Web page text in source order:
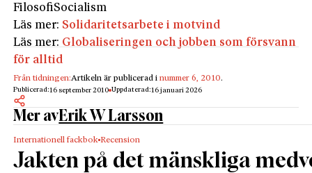
FilosofiSocialism
Läs mer: Solidaritetsarbete i motvind
Läs mer: Globaliseringen och jobben som försvann
för alltid
Från tidningen:Artikeln är publicerad inummer 6, 2010.
Publicerad:16 september 2010 Uppdaterad:16 januari 2026
Mer avErik W Larsson
Internationell fackbok Recension
Jakten på det mänskliga